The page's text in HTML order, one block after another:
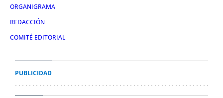
ORGANIGRAMA
REDACCIÓN
COMITÉ EDITORIAL
PUBLICIDAD